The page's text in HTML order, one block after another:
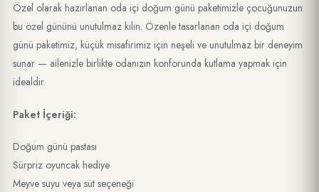
Özel olarak hazırlanan oda içi doğum günü paketimizle çocuğunuzun
bu özel gününü unutulmaz kılın. Özenle tasarlanan oda içi doğum
günü paketimiz, küçük misafirimiz için neşeli ve unutulmaz bir deneyim
sunar — ailenizle birlikte odanızın konforunda kutlama yapmak için
idealdir.
Paket İçeriği:
Doğum günü pastası
Sürpriz oyuncak hediye
Meyve suyu veya süt seçeneği